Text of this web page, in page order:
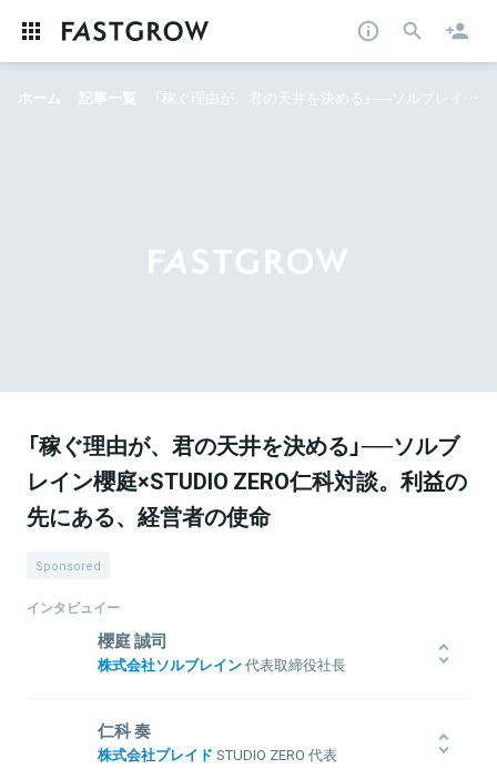
ホーム 記事一覧 「稼ぐ理由が、君の天井を決める」──ソルブレイン櫻庭×STUDIO ZERO仁科対談。利益の先にある、経営者の使命
「稼ぐ理由が、君の天井を決める」──ソルブ
レイン櫻庭×STUDIO ZERO仁科対談。利益の
先にある、経営者の使命
Sponsored
インタビュイー
櫻庭 誠司
株式会社ソルブレイン代表取締役社長
を活用した課題解決や仕組みづくりに取り組む。エンタープライズ
領域のAI/DX推進、AI-nativeプロダクト開発を牽引し16期連続黒字
経営を実現。国立大学法人東北大学 特任教授（客員）。
仁科 奏
株式会社プレイド STUDIO ZERO 代表